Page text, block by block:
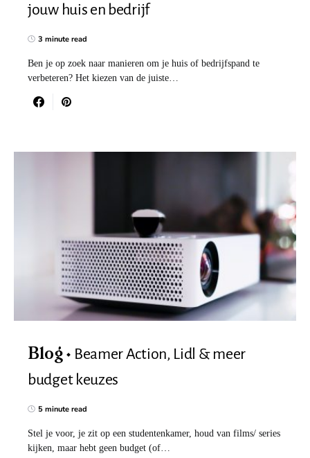
jouw huis en bedrijf
3 minute read
Ben je op zoek naar manieren om je huis of bedrijfspand te
verbeteren? Het kiezen van de juiste…
Blog
Beamer Action, Lidl & meer
budget keuzes
5 minute read
Stel je voor, je zit op een studentenkamer, houd van films/ series
kijken, maar hebt geen budget (of…